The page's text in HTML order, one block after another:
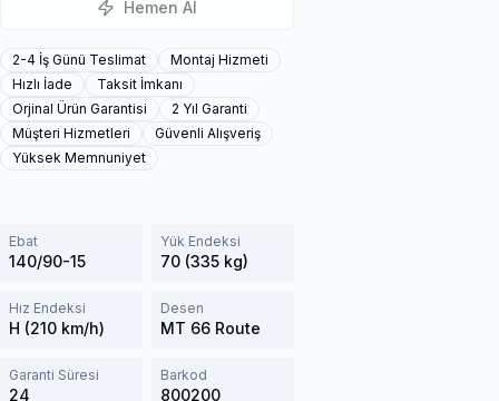
Hemen Al
2-4 İş Günü Teslimat
Montaj Hizmeti
Hızlı İade
Taksit İmkanı
Orjinal Ürün Garantisi
2 Yıl Garanti
Müşteri Hizmetleri
Güvenli Alışveriş
Yüksek Memnuniyet
Ebat
140/90-15
Yük Endeksi
70 (335 kg)
Hız Endeksi
H (210 km/h)
Desen
MT 66 Route
Garanti Süresi
24
Barkod
800200